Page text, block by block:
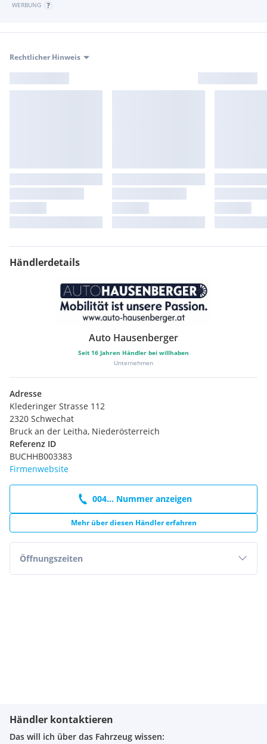
WERBUNG
Rechtlicher Hinweis
Händlerdetails
Auto Hausenberger
Seit 16 Jahren Händler bei willhaben
Unternehmen
Adresse
Klederinger Strasse 112
2320 Schwechat
Bruck an der Leitha, Niederösterreich
Referenz ID
BUCHHB003383
Firmenwebsite
004... Nummer anzeigen
Mehr über diesen Händler erfahren
Öffnungszeiten
Händler kontaktieren
Das will ich über das Fahrzeug wissen: